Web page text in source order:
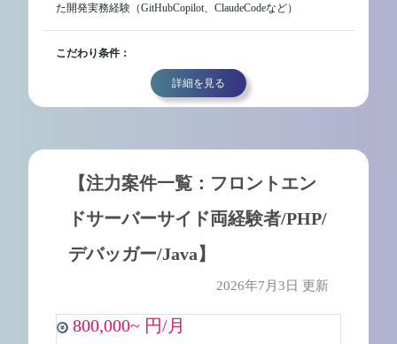
た開発実務経験（GitHubCopilot、ClaudeCodeなど）
こだわり条件：
詳細を見る
【注力案件一覧：フロントエン
ドサーバーサイド両経験者/PHP/
デバッガー/Java】
2026年7月3日 更新
800,000~ 円/月